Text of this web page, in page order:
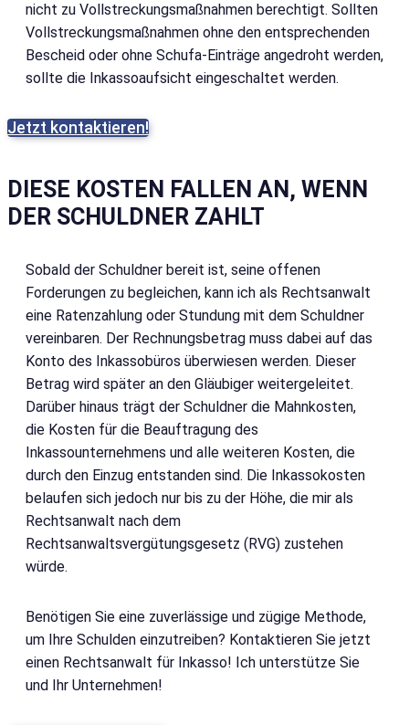
nicht zu Vollstreckungsmaßnahmen berechtigt. Sollten
Vollstreckungsmaßnahmen ohne den entsprechenden
Bescheid oder ohne Schufa-Einträge angedroht werden,
sollte die Inkassoaufsicht eingeschaltet werden.
Jetzt kontaktieren!
DIESE KOSTEN FALLEN AN, WENN
DER SCHULDNER ZAHLT
Sobald der Schuldner bereit ist, seine offenen
Forderungen zu begleichen, kann ich als Rechtsanwalt
eine Ratenzahlung oder Stundung mit dem Schuldner
vereinbaren. Der Rechnungsbetrag muss dabei auf das
Konto des Inkassobüros überwiesen werden. Dieser
Betrag wird später an den Gläubiger weitergeleitet.
Darüber hinaus trägt der Schuldner die Mahnkosten,
die Kosten für die Beauftragung des
Inkassounternehmens und alle weiteren Kosten, die
durch den Einzug entstanden sind. Die Inkassokosten
belaufen sich jedoch nur bis zu der Höhe, die mir als
Rechtsanwalt nach dem
Rechtsanwaltsvergütungsgesetz (RVG) zustehen
würde.
Benötigen Sie eine zuverlässige und zügige Methode,
um Ihre Schulden einzutreiben? Kontaktieren Sie jetzt
einen Rechtsanwalt für Inkasso! Ich unterstütze Sie
und Ihr Unternehmen!